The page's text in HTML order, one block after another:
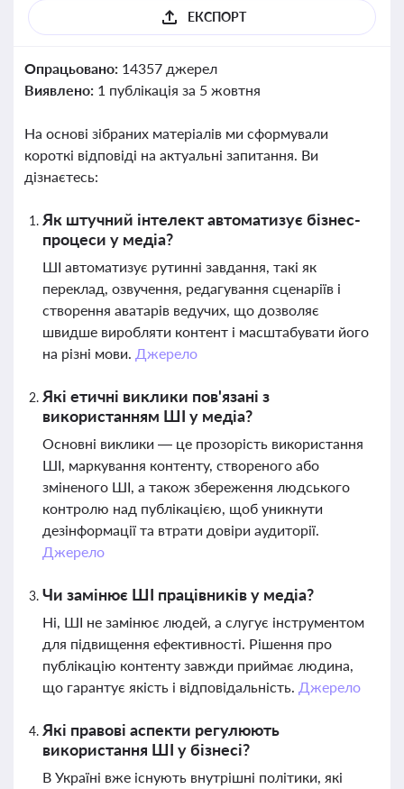
ЕКСПОРТ
Опрацьовано: 14357 джерел
Виявлено: 1 публікація за 5 жовтня
На основі зібраних матеріалів ми сформували
короткі відповіді на актуальні запитання. Ви
дізнаєтесь:
Як штучний інтелект автоматизує бізнес-
процеси у медіа?
ШІ автоматизує рутинні завдання, такі як
переклад, озвучення, редагування сценаріїв і
створення аватарів ведучих, що дозволяє
швидше виробляти контент і масштабувати його
на різні мови. Джерело
Які етичні виклики пов'язані з
використанням ШІ у медіа?
Основні виклики — це прозорість використання
ШІ, маркування контенту, створеного або
зміненого ШІ, а також збереження людського
контролю над публікацією, щоб уникнути
дезінформації та втрати довіри аудиторії.
Джерело
Чи замінює ШІ працівників у медіа?
Ні, ШІ не замінює людей, а слугує інструментом
для підвищення ефективності. Рішення про
публікацію контенту завжди приймає людина,
що гарантує якість і відповідальність. Джерело
Які правові аспекти регулюють
використання ШІ у бізнесі?
В Україні вже існують внутрішні політики, які